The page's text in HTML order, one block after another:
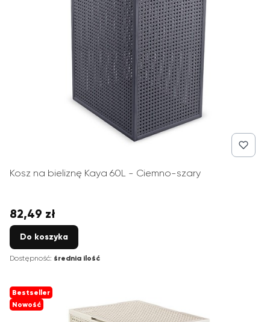
Kosz na bieliznę Kaya 60L - Ciemno-szary
Cena
82,49 zł
Do koszyka
Dostępność: średnia ilość
Bestseller
Nowość